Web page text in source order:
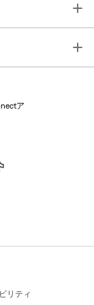
ア
リティ